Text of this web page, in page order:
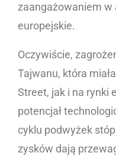
zaangażowaniem w
europejskie.
Oczywiście,
Tajwanu, która
Street, jak i na rynki
potencjał
cyklu podwyżek
zysków dają